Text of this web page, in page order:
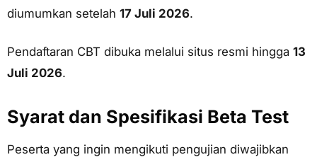
diumumkan setelah 17 Juli 2026.
Pendaftaran CBT dibuka melalui situs resmi hingga 13
Juli 2026.
Syarat dan Spesifikasi Beta Test
Peserta yang ingin mengikuti pengujian diwajibkan